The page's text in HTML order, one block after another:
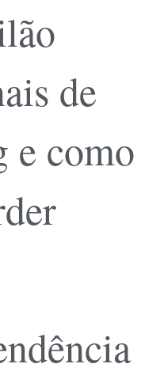
de
e como